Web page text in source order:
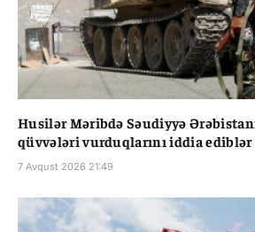
Husilər Məribdə Səudiyyə
qüvvələri vurduqlarını iddia ediblər
7 Avqust 2026 21:49